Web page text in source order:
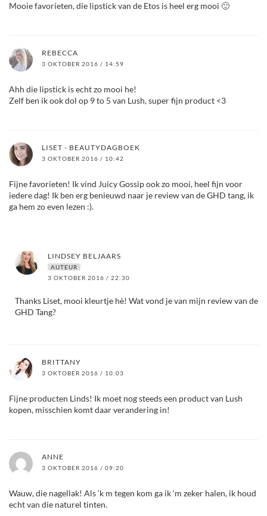
Mooie favorieten, die lipstick van de Etos is heel erg mooi 🙂
REBECCA
3 OKTOBER 2016 / 14:59
Ahh die lipstick is echt zo mooi he!
Zelf ben ik ook dol op 9 to 5 van Lush, super fijn product <3
LISET - BEAUTYDAGBOEK
3 OKTOBER 2016 / 10:42
Fijne favorieten! Ik vind Juicy Gossip ook zo mooi, heel fijn voor
iedere dag! Ik ben erg benieuwd naar je review van de GHD tang, ik
ga hem zo even lezen :).
LINDSEY BELJAARS
AUTEUR
3 OKTOBER 2016 / 22:30
Thanks Liset, mooi kleurtje hè! Wat vond je van mijn review van de
GHD Tang?
BRITTANY
3 OKTOBER 2016 / 10:03
Fijne producten Linds! Ik moet nog steeds een product van Lush
kopen, misschien komt daar verandering in!
ANNE
3 OKTOBER 2016 / 09:20
Wauw, die nagellak! Als ‘k m tegen kom ga ik ‘m zeker halen, ik houd
echt van die naturel tinten.